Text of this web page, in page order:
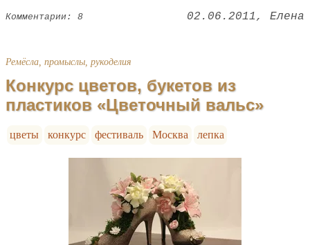
Комментарии: 8 02.06.2011 Елена
Ремёсла, промыслы, рукоделия
Конкурс цветов, букетов из
пластиков «Цветочный вальс»
цветы конкурс фестиваль Москва лепка